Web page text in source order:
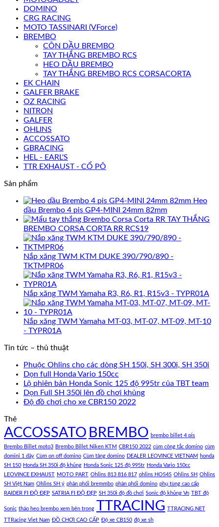
DOMINO
CRG RACING
MOTO TASSINARI (VForce)
BREMBO
CÔN DẦU BREMBO
TAY THẮNG BREMBO RCS
HEO DẦU BREMBO
TAY THẮNG BREMBO RCS CORSACORTA
EK CHAIN
GALFER BRAKE
OZ RACING
NITRON
GALFER
OHLINS
ACCOSSATO
GBRACING
HEL - EARL'S
TTR EXHAUST - CỔ PÔ
Sản phẩm
Heo
dầu Brembo 4 pis GP4-MINI 24mm 82mm
TAY THẮNG
BREMBO CORSA CORTA RR RCS19
Nắp xăng TWM KTM DUKE 390/790/890 -
TKTMPR06
Nắp xăng TWM Yamaha R3, R6, R1, R15v3 - TYPR01A
Nắp xăng TWM Yamaha MT-03, MT-07, MT-09, MT-10
- TYPR01A
Tin tức – thủ thuật
Phuộc Ohlins cho các dòng SH 150i, SH 300i, SH 350i
Dọn full Honda Vario 150cc
Lộ phiên bản Honda Sonic 125 độ 995tr của TBT team
Dọn Full SH 350i lên đồ chơi khủng
Độ đồ chơi cho xe CBR150 2022
Thẻ
ACCOSSATO BREMBO brembo billet 4 pis
Brembo Billet moto3 Brembo Billet Niken KTM CBR150 2022 cùm công tắc domino cùm
domini 1 dây Cùm on off domino Cùm tăng domino DEALER LEOVINCE VIETNAM honda
SH 150 Honda SH 350i độ khủng Honda Sonic 125 độ 995tr Honda Vario 150cc
LEOVINCE EXHAUST MOTO PART Ohlins 813 816 817 ohlins HO545 Ohlins SH Ohlins
SH Việt Nam Ohlins SH ý phân phối bremmbo phân phối domino phụ tùng cao cấp
RAIDER FI ĐỘ ĐẸP SATRIA FI ĐỘ ĐẸP SH 350i độ đồ chơi Sonic độ khủng Vn TBT độ
Sonic tháo heo brembo xem bên trong TTRACING TTRACING.NET
TTRacing Viet Nam ĐỒ CHƠI CAO CẤP Độ xe CB150 độ xe sh